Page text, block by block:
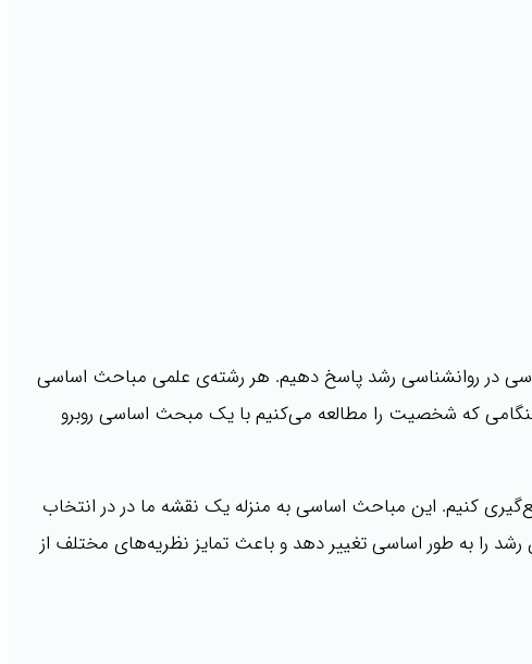
در روانشناسی رشد پاسخ دهیم. هر رشته‌ی علمی مباحث اساسی
که شخصیت را مطالعه می‌کنیم با یک مبحث اساسی روبرو
کنیم. این مباحث اساسی به منزله یک نقشه ما در در انتخاب
را به طور اساسی تغییر دهد و باعث تمایز نظریه‌های مختلف از